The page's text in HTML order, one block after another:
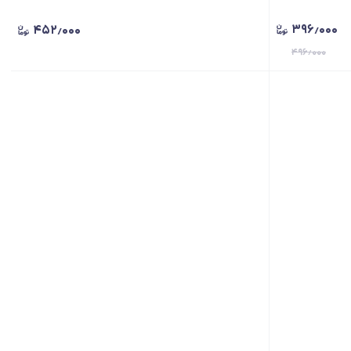
۳۹۶٫۰۰۰
۴۹۶٫۰۰۰
۴۵۲٫۰۰۰